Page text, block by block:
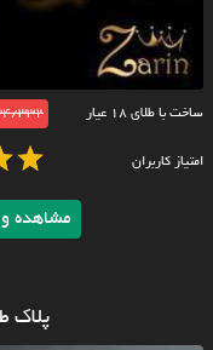
ساخت با طلای ۱۸ عیار 332
امتیاز کاربران
مشاهده
پلاک